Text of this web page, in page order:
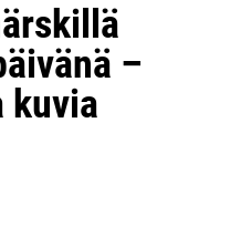
–
kuvia